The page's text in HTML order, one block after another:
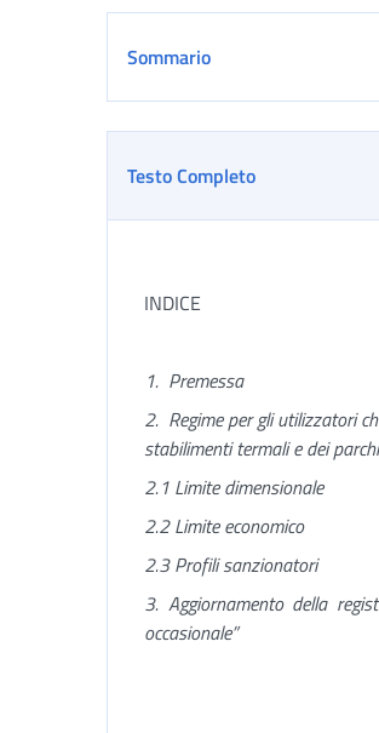
Sommario
Testo Completo
INDICE
1. Premessa
2. Regime per gli utilizzatori
stabilimenti termali e dei
2.1 Limite dimensionale
2.2 Limite economico
2.3 Profili sanzionatori
3. Aggiornamento della
occasionale”